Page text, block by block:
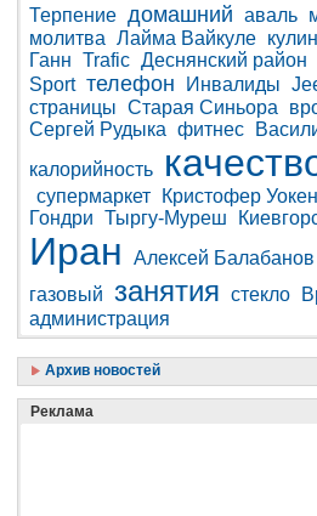
Терпение домашний аваль
молитва Лайма Вайкуле
Ганн Trafic Деснянский район
Sport телефон Инвалиды
страницы Старая Синьора
Сергей Рудыка фитнес
калорийность
супермаркет
Кристофер Уокен
Гондри Тыргу-Муреш
Иран Алексей Балабанов
газовый занятия стекло
администрация
Архив новостей
Реклама